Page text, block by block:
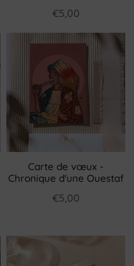
€5,00
Carte de vœux -
Chronique d'une Ouestaf
€5,00